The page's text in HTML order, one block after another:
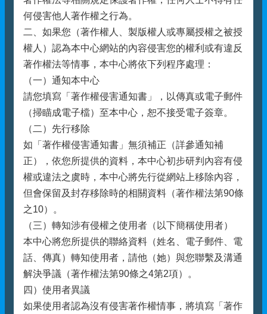
何侵害他人著作權之行為。
二、如果您（著作權人、製版權人或專屬授權之被授
權人）認為本中心網站的內容侵害您的權利或有違反
著作權法等情事，本中心將依下列程序處理：
（一）通知本中心
請您填寫「著作權侵害通知書」，以傳真或電子郵件
（掃瞄成電子檔）至本中心，恕不接受電子簽章。
（二）先行移除
如「著作權侵害通知書」無須補正（詳參通知補
正），依您所提供的資料，本中心初步研判內容有侵
權或違法之虞時，本中心將先行從網站上移除內容，
但會保留及封存移除時的相關資料（著作權法第90條
之10）。
（三）轉知涉有侵權之使用者（以下簡稱使用者）
本中心將您所提供的聯絡資料（姓名、電子郵件、電
話、傳真）轉知使用者，請他（她）與您聯繫及溝通
解決爭議（著作權法第90條之4第2項）。
四）使用者異議
如果使用者認為沒有侵害著作權情事，將填寫「著作